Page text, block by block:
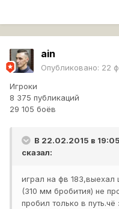
ain
Опубликовано: 22
Игроки
8 375 публикаций
29 105 боёв
В 22.02.2015 в
сказал:
играл на фв 183,выехал
(310 мм бробития) не
пробил только в